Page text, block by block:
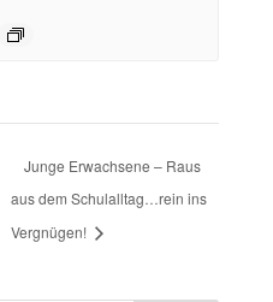
Junge Erwachsene – Raus
aus dem Schulalltag…rein ins
Vergnügen!